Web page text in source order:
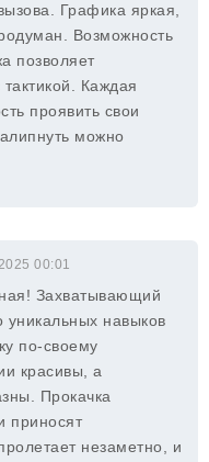
Графика яркая,
Возможность
позволяет
Каждая
проявить свои
можно
00:01
Захватывающий
навыков
по-своему
красивы, а
Прокачка
приносят
незаметно, и